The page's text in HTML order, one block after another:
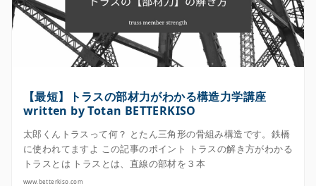
【最短】トラスの部材力がわかる構造力学講座
written by Totan BETTERKISO
太郎くんトラスって何？ とたん三角形の骨組み構造です。鉄橋
に使われてますよ この記事のポイント トラスの解き方がわかる
トラスとは トラスとは、直線の部材を３本
www.betterkiso.com